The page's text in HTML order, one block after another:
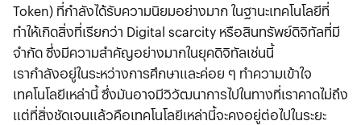
Token) ที่กำลังได้รับความนิยมอย่างมาก ในฐานะเทคโนโลยีที่
ทำให้เกิดสิ่งที่เรียกว่า Digital scarcity หรือสินทรัพย์ดิจิทัลที่มี
จำกัด ซึ่งมีความสำคัญอย่างมากในยุคดิจิทัลเช่นนี้
เรากำลังอยู่ในระหว่างการศึกษาและค่อย ๆ ทำความเข้าใจ
เทคโนโลยีเหล่านี้ ซึ่งมันอาจมีวิวัฒนาการไปในทางที่เราคาดไม่ถึง
แต่ที่สิ่งชัดเจนแล้วคือเทคโนโลยีเหล่านี้จะคงอยู่ต่อไปในระยะ